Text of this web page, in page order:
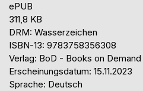
ePUB
311,8 KB
DRM: Wasserzeichen
ISBN-13: 9783758356308
Verlag: BoD - Books on Demand
Erscheinungsdatum: 15.11.2023
Sprache: Deutsch